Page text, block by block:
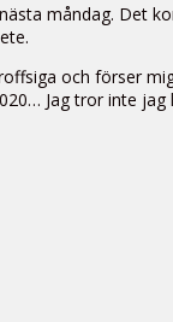
måndag. Det
och förser
Jag tror inte